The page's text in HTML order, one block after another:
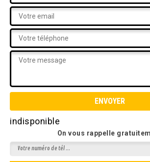
indisponible
On vous rappelle